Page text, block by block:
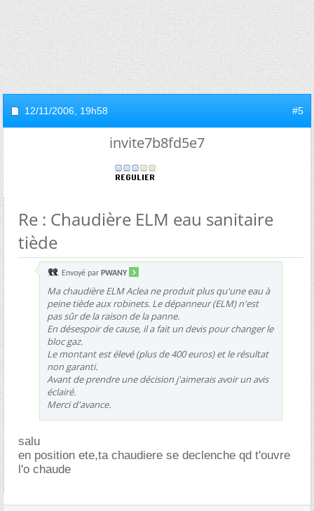
12/11/2006, 19h58 #5
invite7b8fd5e7
Re : Chaudière ELM eau sanitaire
tiède
Envoyé par PWANY
Ma chaudière ELM Aclea ne produit plus qu'une eau à
peine tiède aux robinets. Le dépanneur (ELM) n'est
pas sûr de la raison de la panne.
En désespoir de cause, il a fait un devis pour changer le
bloc gaz.
Le montant est élevé (plus de 400 euros) et le résultat
non garanti.
Avant de prendre une décision j'aimerais avoir un avis
éclairé.
Merci d'avance.
salu
en position ete,ta chaudiere se declenche qd t'ouvre
l'o chaude